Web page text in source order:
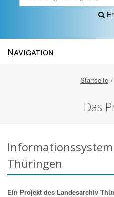
Navigation
Startseite
Das
Thüringen
Ein Projekt des Landesarchiv